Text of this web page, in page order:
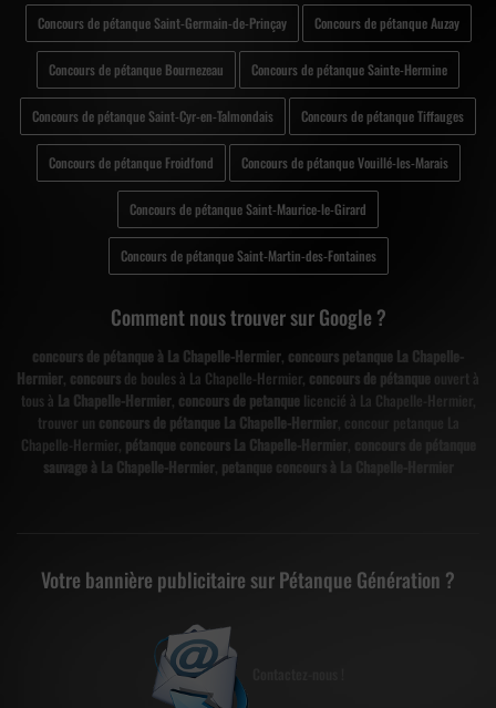
Concours de pétanque Saint-Germain-de-Prinçay Concours de pétanque Auzay
Concours de pétanque Bournezeau Concours de pétanque Sainte-Hermine
Concours de pétanque Saint-Cyr-en-Talmondais Concours de pétanque Tiffauges
Concours de pétanque Froidfond Concours de pétanque Vouillé-les-Marais
Concours de pétanque Saint-Maurice-le-Girard
Concours de pétanque Saint-Martin-des-Fontaines
Comment nous trouver sur Google ?
concours de pétanque à La Chapelle-Hermier, concours petanque La Chapelle-
Hermier, concours de boules à La Chapelle-Hermier, concours de pétanque ouvert à
tous à La Chapelle-Hermier, concours de petanquelicencié à La Chapelle-Hermier,
trouver un concours de pétanque La Chapelle-Hermier, concour petanque La
Chapelle-Hermier, pétanque concours La Chapelle-Hermier,
sauvage à La Chapelle-Hermier, petanque concours à La Chapelle-Hermier
Votre bannière publicitaire sur Pétanque Génération ?